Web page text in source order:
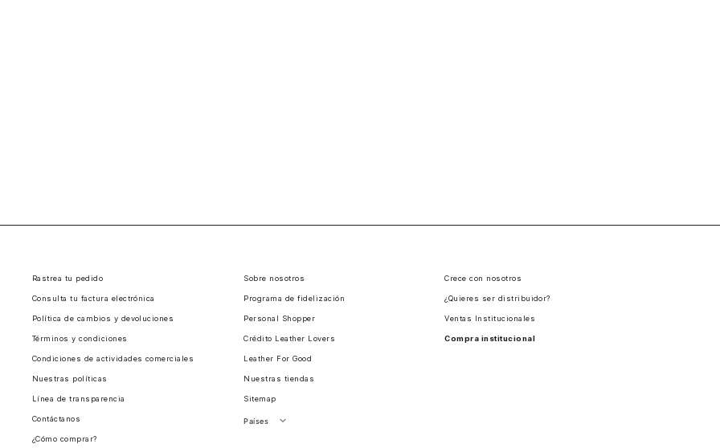
Rastrea tu pedido
Consulta tu factura electrónica
Política de cambios y devoluciones
Términos y condiciones
Condiciones de actividades comerciales
Nuestras políticas
Línea de transparencia
Contáctanos
¿Cómo comprar?
Sobre nosotros
Programa de fidelización
Personal Shopper
Crédito Leather Lovers
Leather For Good
Nuestras tiendas
Sitemap
Países
Crece con nosotros
¿Quieres ser distribuidor?
Ventas Institucionales
Compra institucional